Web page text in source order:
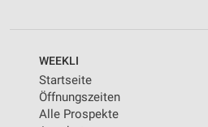
WEEKLI
Startseite
Öffnungszeiten
Alle Prospekte